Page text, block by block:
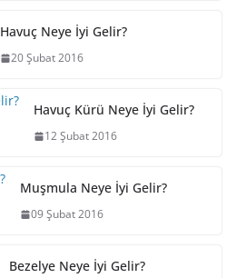
Havuç Neye İyi Gelir?
20 Şubat 2016
Havuç Kürü Neye İyi Gelir?
12 Şubat 2016
Muşmula Neye İyi Gelir?
09 Şubat 2016
Bezelye Neye İyi Gelir?